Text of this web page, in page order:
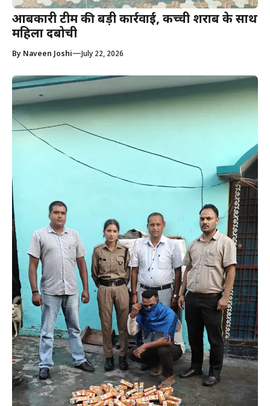
आबकारी टीम की बड़ी कार्रवाई, कच्ची शराब के साथ
महिला दबोची
By Naveen Joshi—July 22, 2026